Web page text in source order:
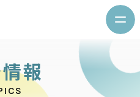
情報